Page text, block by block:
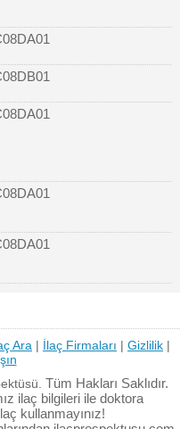
Ara | İlaç Firmaları | Gizlilik |
Tüm Hakları Saklıdır.
ilaç bilgileri ile doktora
kullanmayınız!